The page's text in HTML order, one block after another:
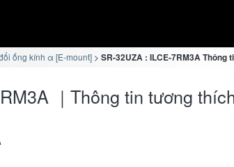
ống kính α [E-mount] SR-32UZA : ILCE-7RM3A Thông
｜Thông tin tương